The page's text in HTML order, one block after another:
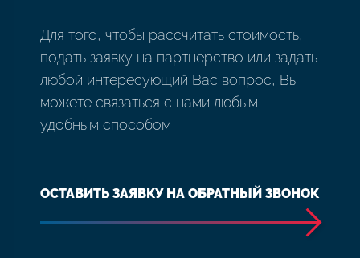
Для того, чтобы рассчитать стоимость,
подать заявку на партнерство или задать
любой интересующий Вас вопрос, Вы
можете связаться с нами любым
удобным способом
ОСТАВИТЬ ЗАЯВКУ НА ОБРАТНЫЙ ЗВОНОК